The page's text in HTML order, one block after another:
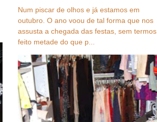
Num piscar de olhos e já estamos em
outubro. O ano voou de tal forma que nos
assusta a chegada das festas, sem termos
feito metade do que p...